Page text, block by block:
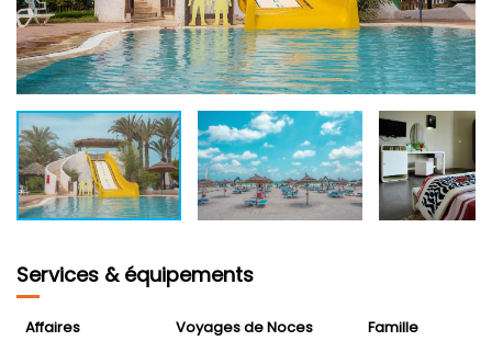
Services & équipements
Affaires Voyages de Noces
Famille